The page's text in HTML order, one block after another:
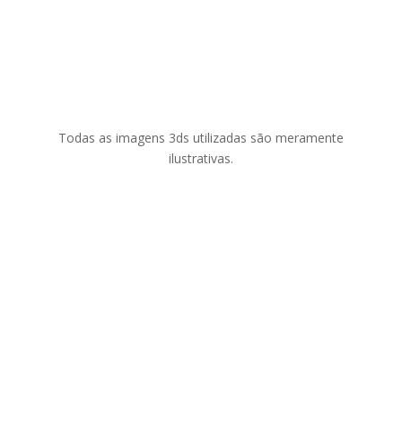
Todas as imagens 3ds utilizadas são meramente
ilustrativas.